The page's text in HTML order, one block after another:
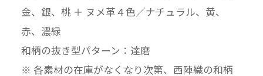
金、銀、桃 ＋ ヌメ革４色／ナチュラル、黄、
赤、濃緑
和柄の抜き型パターン：達磨
※ 各素材の在庫がなくなり次第、西陣織の和柄